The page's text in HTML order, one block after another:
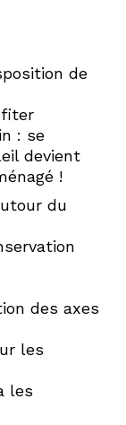
de
: se
devient
!
du
des axes
les
les